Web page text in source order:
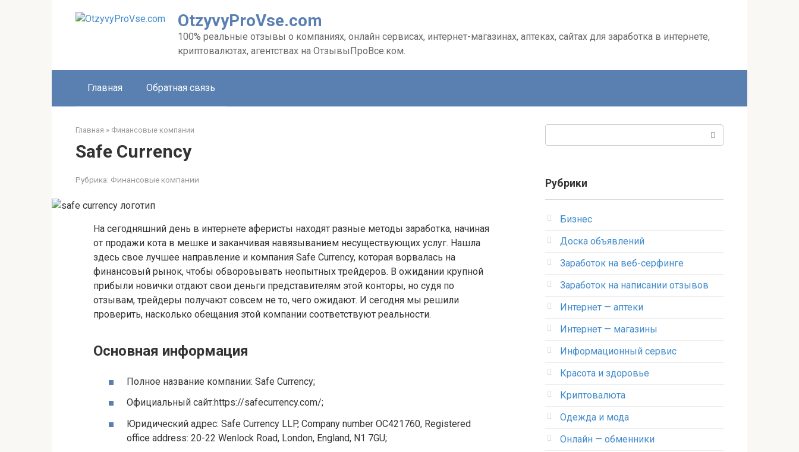
OtzyvyProVse.com
100% реальные отзывы о компаниях, онлайн сервисах, интернет-магазинах, аптеках, сайтах для заработка в интернете,
криптовалютах, агентствах на ОтзывыПроВсе.ком.
Главная Обратная связь
Главная » Финансовые компании
Safe Currency
Рубрика: Финансовые компании
На сегодняшний день в интернете аферисты находят разные методы заработка, начиная
от продажи кота в мешке и заканчивая навязыванием несуществующих услуг. Нашла
здесь свое лучшее направление и компания Safe Currency, которая ворвалась на
финансовый рынок, чтобы обворовывать неопытных трейдеров. В ожидании крупной
прибыли новички отдают свои деньги представителям этой конторы, но судя по
отзывам, трейдеры получают совсем не то, чего ожидают. И сегодня мы решили
проверить, насколько обещания этой компании соответствуют реальности.
Основная информация
Полное название компании: Safe Currency;
Официальный сайт:https://safecurrency.com/;
Юридический адрес: Safe Currency LLP, Company number OC421760, Registered
office address: 20-22 Wenlock Road, London, England, N1 7GU;
Рубрики
Бизнес
Доска объявлений
Заработок на веб-серфинге
Заработок на написании отзывов
Интернет — аптеки
Интернет — магазины
Информационный сервис
Красота и здоровье
Криптовалюта
Одежда и мода
Онлайн — обменники